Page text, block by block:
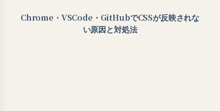
Chrome・VSCode・GitHubでCSSが反映されな
い原因と対処法